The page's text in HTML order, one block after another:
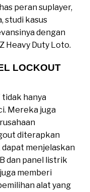
peran suplayer,
studi kasus
dengan
Heavy Duty Loto.
LOCKOUT
tidak hanya
Mereka juga
diterapkan
dapat menjelaskan
dan panel listrik
memberi
alat yang